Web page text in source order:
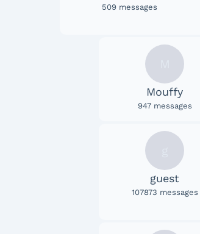
509 messages
Mouffy
947 messages
guest
107873 messages